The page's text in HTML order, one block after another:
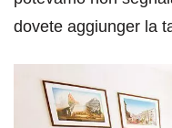
dovete aggiunger la